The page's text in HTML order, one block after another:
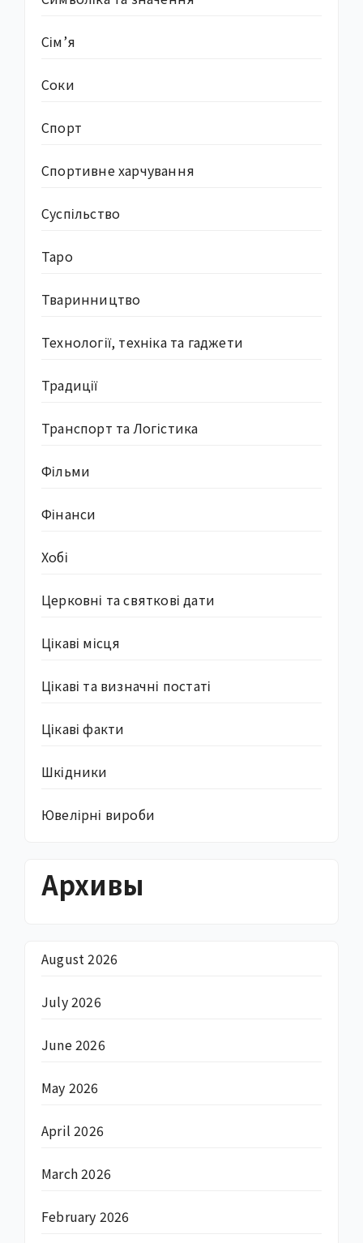
Сім’я
Соки
Спорт
Спортивне харчування
Суcпільство
Таро
Тваринництво
Технології, техніка та гаджети
Традиції
Транспорт та Логістика
Фільми
Фінанси
Хобі
Церковні та святкові дати
Цікаві місця
Цікаві та визначні постаті
Цікаві факти
Шкідники
Ювелірні вироби
Архивы
August 2026
July 2026
June 2026
May 2026
April 2026
March 2026
February 2026